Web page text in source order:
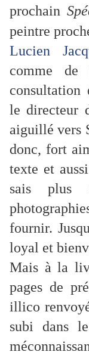
prochain
peintre
Lucien
comme de
consultation
le directeur
aiguillé vers
donc, fort
texte et
sais plus
fournir.
loyal et
Mais à la
pages de
illico
subi dans